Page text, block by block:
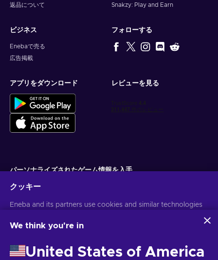
返品について
Snakzy: Play and Earn
ビジネス
Enebaで売る
広告掲載
フォローする
アプリをダウンロード レビューを見る
パーソナライズされたゲーム情報を入手
配信停止はいつでも可能です。詳しくは個人情報保護方針をご覧くださ
クッキー
Eneba and its partners use cookies and similar technologies
website. We use this information to enhance content,
may also be used for ads personalization.
By clicking 'Accept all', you consent to the use of these
We think you're in
United States of America